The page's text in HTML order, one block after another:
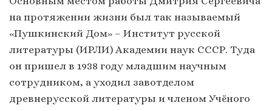
на протяжении жизни был так называемый
«Пушкинский Дом» – Институт русской
литературы (ИРЛИ) Академии наук СССР. Туда
он пришел в 1938 году младшим научным
сотрудником, а уходил завотделом
древнерусской литературы и членом Учёного